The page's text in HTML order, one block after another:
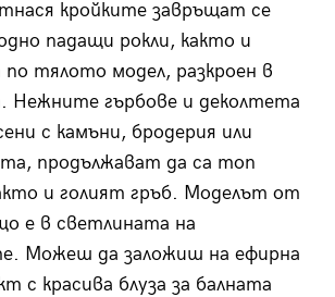
кройките завръщат се
падащи рокли, както и
по тялото модел, разкроен в
Нежните гърбове и деколтета
с камъни, бродерия или
продължават да са топ
и голият гръб. Моделът от
е в светлината на
Можеш да заложиш на ефирна
с красива блуза за балната